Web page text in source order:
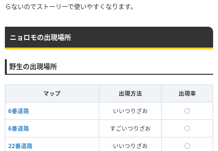
らないのでストーリーで使いやすくなります。
ニョロモの出現場所
野生の出現場所
マップ 出現方法 出現率
6番道路 いいつりざお ◯
6番道路 すごいつりざお ◯
22番道路 いいつりざお ◯